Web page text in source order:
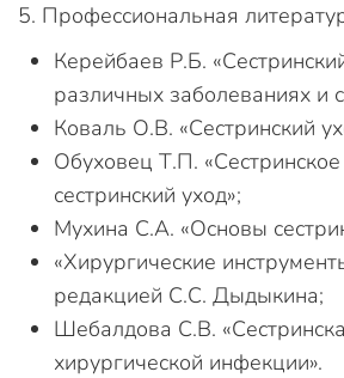
Профессиональная
Керейбаев Р.Б.
различных заболеваниях и
Коваль О.В. «Сестринский
Обуховец Т.П.
сестринский уход»;
Мухина С.А. «Основы
«Хирургические
редакцией С.С. Дыдыкина;
Шебалдова С.В.
хирургической инфекции».